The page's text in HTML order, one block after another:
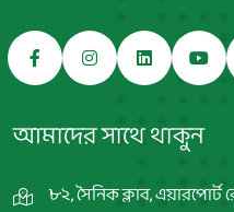
আমাদের সাথে থাকুন
৮২, সৈনিক ক্লাব,